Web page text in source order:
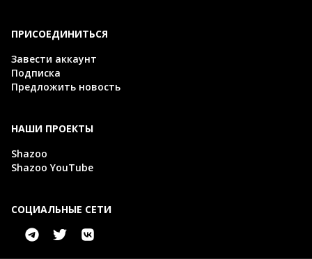
ПРИСОЕДИНИТЬСЯ
Завести аккаунт
Подписка
Предложить новость
НАШИ ПРОЕКТЫ
Shazoo
Shazoo YouTube
СОЦИАЛЬНЫЕ СЕТИ